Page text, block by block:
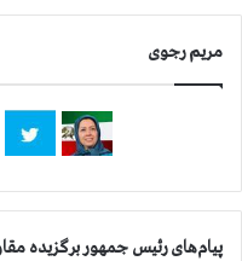
مریم رجوی
پیام‌های رئیس جمهور برگزیده